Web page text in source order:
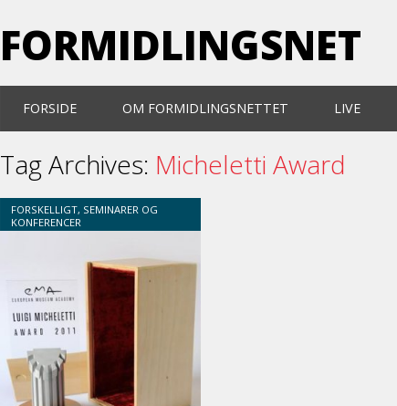
FORMIDLINGSNET
Main menu
FORSIDE OM FORMIDLINGSNETTET LIVE
Tag Archives: Micheletti Award
FORSKELLIGT, SEMINARER OG
KONFERENCER